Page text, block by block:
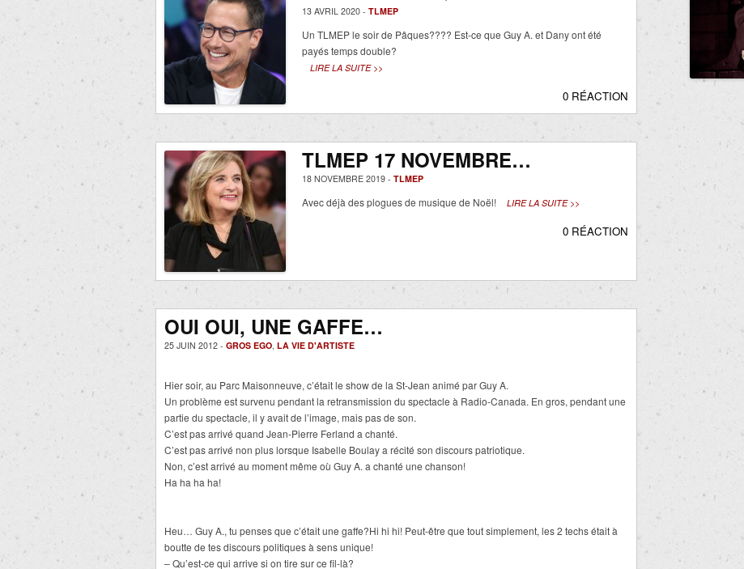
13 AVRIL 2020 - TLMEP
Un TLMEP le soir de Pâques???? Est-ce que Guy A. et Dany ont été
payés temps double?
LIRE LA SUITE >>
0 RÉACTION
TLMEP 17 NOVEMBRE…
18 NOVEMBRE 2019 - TLMEP
Avec déjà des plogues de musique de Noël! LIRE LA SUITE >>
0 RÉACTION
OUI OUI, UNE GAFFE…
25 JUIN 2012 - GROS EGO, LA VIE D'ARTISTE
Hier soir, au Parc Maisonneuve, c’était le show de la St-Jean animé par Guy A.
Un problème est survenu pendant la retransmission du spectacle à Radio-Canada. En gros, pendant une
partie du spectacle, il y avait de l’image, mais pas de son.
C’est pas arrivé quand Jean-Pierre Ferland a chanté.
C’est pas arrivé non plus lorsque Isabelle Boulay a récité son discours patriotique.
Non, c’est arrivé au moment même où Guy A. a chanté une chanson!
Ha ha ha ha!
Heu… Guy A., tu penses que c’était une gaffe?Hi hi hi! Peut-être que tout simplement, les 2 techs était à
boutte de tes discours politiques à sens unique!
– Qu’est-ce qui arrive si on tire sur ce fil-là?